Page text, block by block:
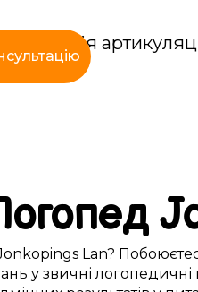
Корекція
звуків
Lan?
у звичні логопедичні